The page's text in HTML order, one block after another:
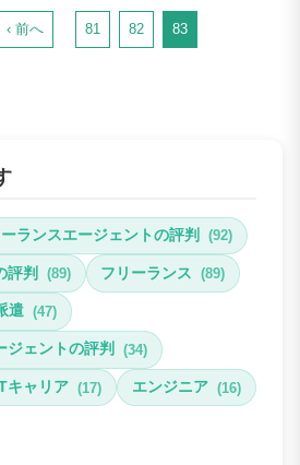
‹ 前へ 81 82 83
ランスエージェントの評判 (92)
評判 (89) フリーランス (89)
遣 (47)
ジェントの評判 (34)
キャリア (17) エンジニア (16)